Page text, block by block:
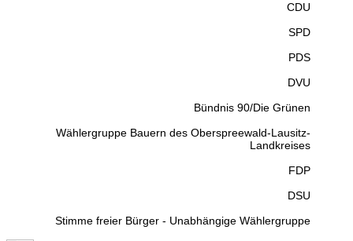
CDU
SPD
PDS
DVU
Bündnis 90/Die Grünen
Wählergruppe Bauern des Oberspreewald-Lausitz-
Landkreises
FDP
DSU
Stimme freier Bürger - Unabhängige Wählergruppe